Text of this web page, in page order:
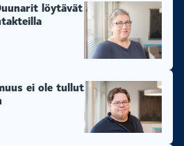
löytävät
ei ole tullut